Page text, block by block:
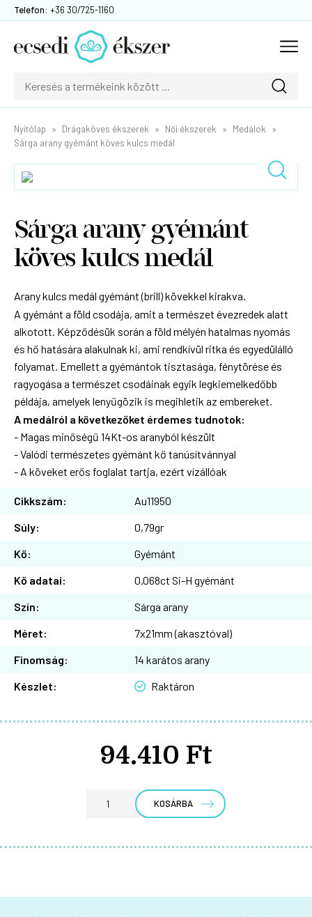
Telefon: +36 30/725-1160
Nyitólap Drágaköves ékszerek Női ékszerek
Medálok
Sárga arany gyémánt köves kulcs medál
Sárga arany gyémánt
köves kulcs medál
Arany kulcs medál gyémánt (brill) kövekkel kirakva.
A gyémánt a föld csodája, amit a természet évezredek alatt
alkotott. Képződésük során a föld mélyén hatalmas nyomás
és hő hatására alakulnak ki, ami rendkívül ritka és egyedülálló
folyamat. Emellett a gyémántok tisztasága, fénytörése és
ragyogása a természet csodáinak egyik legkiemelkedőbb
példája, amelyek lenyűgözik is megihletik az embereket.
A medálról a következőket érdemes tudnotok:
- Magas minőségű 14Kt-os aranyból készült
- Valódi természetes gyémánt kő tanúsítvánnyal
- A köveket erős foglalat tartja, ezért vízállóak
Cikkszám:
Au11950
Súly:
0,79gr
Kő:
Gyémánt
Kő adatai:
0,068ct Si-H gyémánt
Szín:
Sárga arany
Méret:
7x21mm (akasztóval)
Finomság:
14 karátos arany
Készlet:
Raktáron
94.410 Ft
KOSÁRBA